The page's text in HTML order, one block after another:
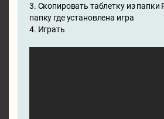
3. Скопировать таблетку из папки
папку где установлена игра
4. Играть